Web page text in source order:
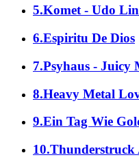
5.Komet - Udo
6.Espiritu De Dios
7.Psyhaus - Juicy
8.Heavy Metal
9.Ein Tag Wie
10.Thunderstruck